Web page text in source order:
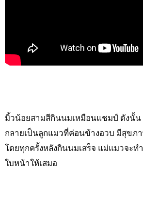
มิ้วน้อยสามสีกินนมเหมือนแชมป์ ดังนั้น
กลายเป็นลูกแมวที่ค่อนข้างอวบ มีสุขภ
โดยทุกครั้งหลังกินนมเสร็จ แม่แมวจะท
ใบหน้าให้เสมอ